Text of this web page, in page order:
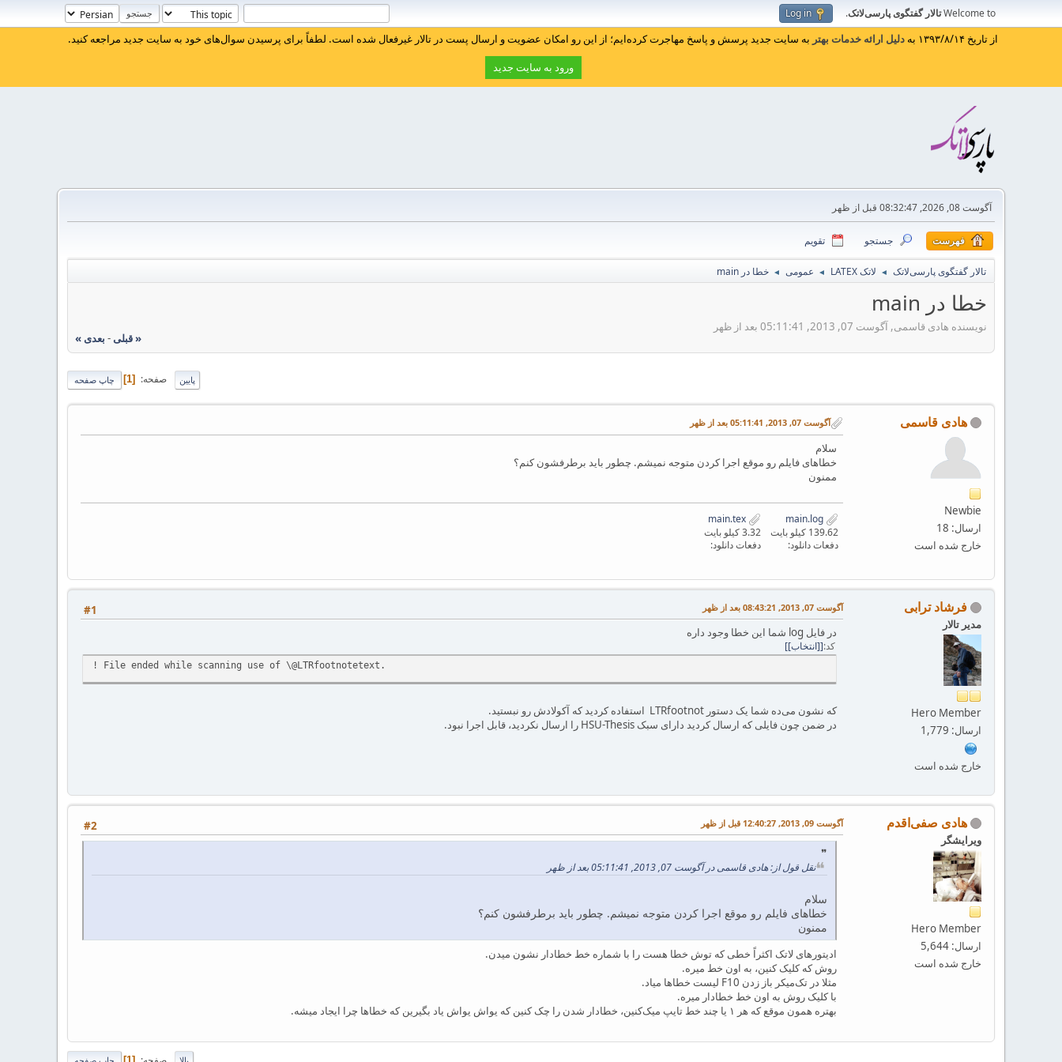
Welcome toتالار گفتگوی پارسی‌لاتک.
Log in
از تاریخ ۱۳۹۳/۸/۱۴ به دلیل ارائه خدمات بهتر به سایت جدید پرسش و پاسخ مهاجرت کرده‌ایم؛ از این رو امکان عضویت و ارسال پست در تالار غیرفعال شده است. لطفاً برای پرسیدن سوال‌های خود به سایت جدید مراجعه کنید.
ورود به سایت جدید
آگوست 08, 2026, 08:32:47 قبل از ظهر
فهرست جستجو تقویم
تالار گفتگوی پارسی‌لاتک ◄ لاتک LATEX ◄ عمومی ◄ خطا در main
خطا در main
نویسنده هادی قاسمی, آگوست 07, 2013, 05:11:41 بعد از ظهر
« قبلی- بعدی »
چاپ صفحه پایین صفحه 1
هادی قاسمی
Newbie
ارسال: 18
خارج شده است
آگوست 07, 2013, 05:11:41 بعد از ظهر
سلام
خطاهای فایلم رو موقع اجرا کردن متوجه نمیشم. چطور باید برطرفشون کنم؟
ممنون
139.62 کیلو بایت
دفعات دانلود:
3.32 کیلو بایت
دفعات دانلود:
فرشاد ترابی
مدیر تالار
Hero Member
ارسال: 1,779
خارج شده است
#1 آگوست 07, 2013, 08:43:21 بعد از ظهر
در فایل log‌ شما این خطا وجود داره
کد [انتخاب]
! File ended while scanning use of \@LTRfootnotetext.
که نشون می‌ده شما یک دستور LTRfootnot‌ استفاده کردید که آکولادش رو نبستید.
در ضمن چون فایلی که ارسال کردید دارای سبک HSU-Thesis را ارسال نکردید، قابل اجرا نبود.
هادی صفی‌اقدم
ویرایشگر
Hero Member
ارسال: 5,644
خارج شده است
#2 آگوست 09, 2013, 12:40:27 قبل از ظهر
نقل قول از: هادی قاسمی در آگوست 07, 2013, 05:11:41 بعد از ظهر
سلام
خطاهای فایلم رو موقع اجرا کردن متوجه نمیشم. چطور باید برطرفشون کنم؟
ممنون
ادیتورهای لاتک اکثراً خطی که توش خطا هست را با شماره خط خطا‌دار نشون میدن.
روش که کلیک کنین، به اون خط میره.
مثلا در تک‌میکر باز زدن F10 لیست خطاها میاد.
با کلیک روش به اون خط خطادار میره.
بهتره همون موقع که هر ۱ یا چند خط تایپ میک‌کنین، خطادار شدن را چک کنین که یواش یواش یاد بگیرین که خطاها چرا ایجاد میشه.